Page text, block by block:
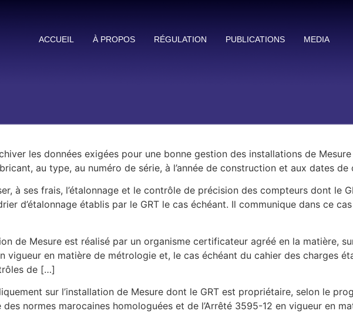
ACCUEIL À PROPOS RÉGULATION PUBLICATIONS MEDIA
les données exigées pour une bonne gestion des installations de
au type, au numéro de série, à l’année de construction et aux dates de
à ses frais, l’étalonnage et le contrôle de précision des compteurs dont le
d’étalonnage établis par le GRT le cas échéant. Il communique dans ce
de Mesure est réalisé par un organisme certificateur agréé en la matière,
vigueur en matière de métrologie et, le cas échéant du cahier des charges
de […]
sur l’installation de Mesure dont le GRT est propriétaire, selon le
des normes marocaines homologuées et de l’Arrêté 3595-12 en vigueur en